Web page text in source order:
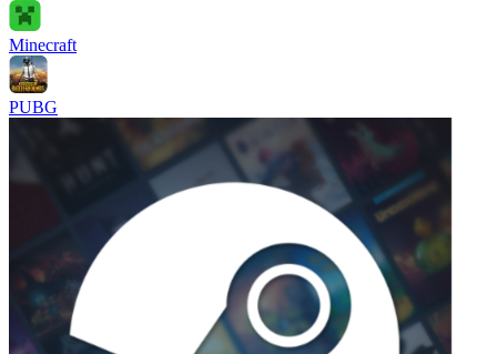
Minecraft
PUBG